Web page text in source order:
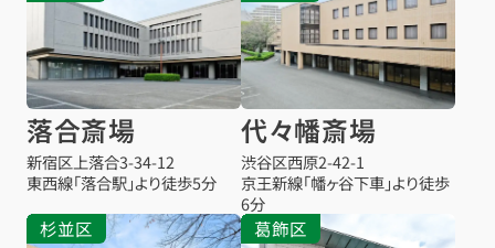
落合斎場
新宿区上落合3-34-12
東西線「落合駅」より徒歩5分
代々幡斎場
渋谷区西原2-42-1
京王新線「幡ヶ谷下車」より徒歩
6分
杉並区 葛飾区